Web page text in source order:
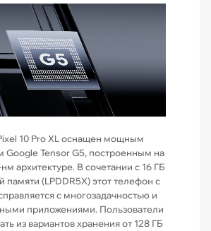
10 Pro XL оснащен мощным
Google Tensor G5, построенным на
архитектуре. В сочетании с 16 ГБ
памяти (LPDDR5X) этот телефон с
с многозадачностью и
приложениями. Пользователи
из вариантов хранения от 128 ГБ